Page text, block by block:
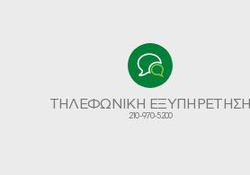
ΤΗΛΕΦΩΝΙΚΗ ΕΞΥΠΗΡΕΤΗΣΗ
210-970-5200